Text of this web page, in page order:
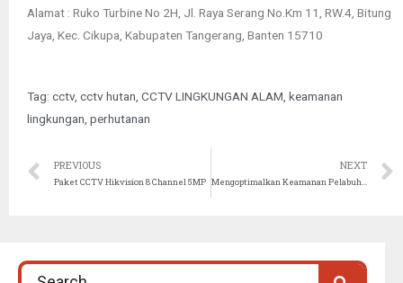
Alamat : Ruko Turbine No 2H, Jl. Raya Serang No.Km 11, RW.4, Bitung
Jaya, Kec. Cikupa, Kabupaten Tangerang, Banten 15710
Tag: cctv, cctv hutan, CCTV LINGKUNGAN ALAM, keamanan
lingkungan, perhutanan
PREVIOUS
Paket CCTV Hikvision 8 Channel 5MP
NEXT
Mengoptimalkan Keamanan Pelabuhan dan Dermaga dengan Sistem CCTV